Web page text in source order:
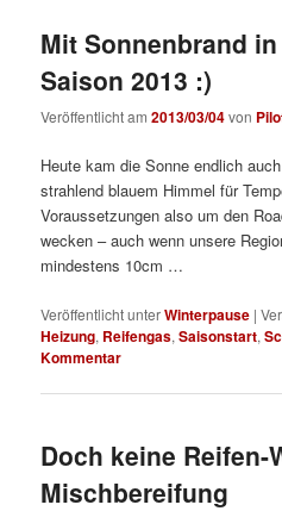
Mit Sonnenbrand
Saison 2013 :)
Veröffentlicht am2013/03/04von
Heute kam die Sonne endlich
strahlend blauem Himmel für
Voraussetzungen also um den
wecken – auch wenn unsere
mindestens 10cm …
Veröffentlicht unterWinterpause |
Heizung, Reifengas,Saisonstart,
Kommentar
Doch keine Reifen-
Mischbereifung